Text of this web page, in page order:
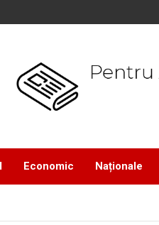
Economic Naționale